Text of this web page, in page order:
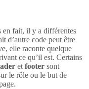
en fait, il y a différentes
d’autre code peut être
elle raconte quelque
ce qu’il est. Certains
et footer sont
le rôle ou le but de